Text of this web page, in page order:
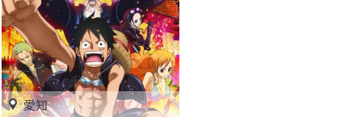
愛知